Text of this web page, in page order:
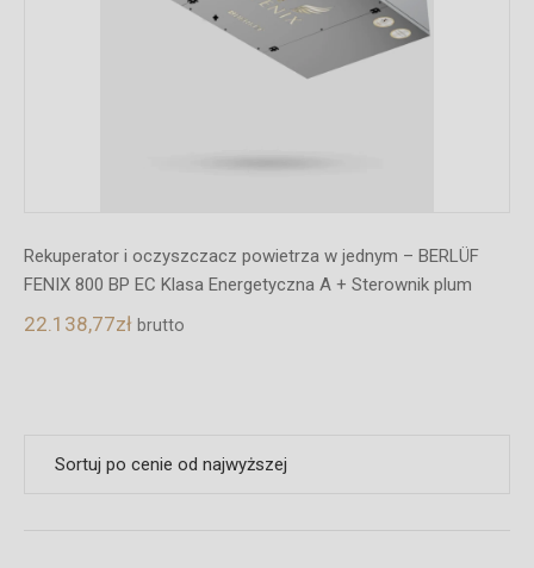
Rekuperator i oczyszczacz powietrza w jednym – BERLÜF
FENIX 800 BP EC Klasa Energetyczna A + Sterownik plum
22.138,77zł brutto